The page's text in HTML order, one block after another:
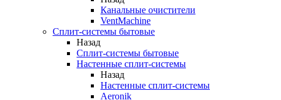
Канальные очистители
VentMachine
Сплит-системы бытовые
Назад
Сплит-системы бытовые
Настенные сплит-системы
Назад
Настенные сплит-системы
Aeronik